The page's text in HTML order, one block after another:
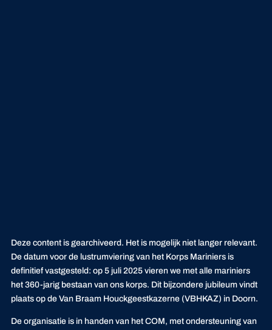
Deze content is gearchiveerd. Het is mogelijk niet langer relevant.
De datum voor de lustrumviering van het Korps Mariniers is
definitief vastgesteld: op 5 juli 2025 vieren we met alle mariniers
het 360-jarig bestaan van ons korps. Dit bijzondere jubileum vindt
plaats op de Van Braam Houckgeestkazerne (VBHKAZ) in Doorn.
De organisatie is in handen van het COM, met ondersteuning van